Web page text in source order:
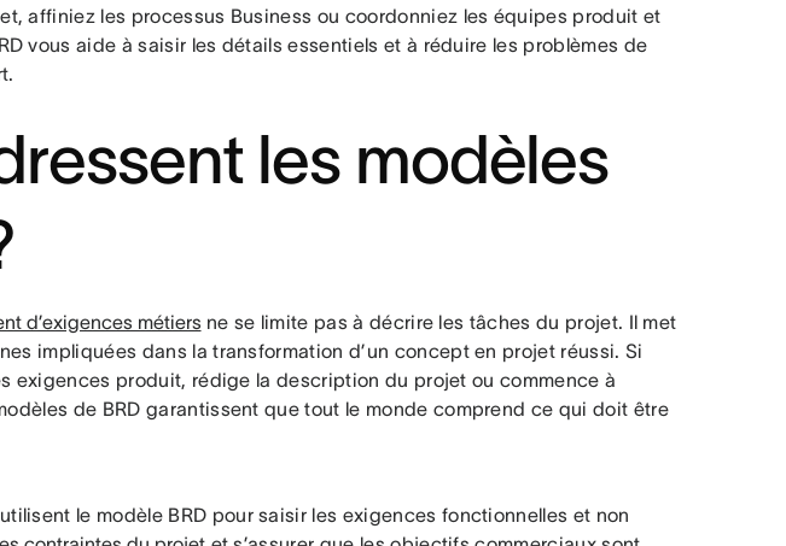
affiniez les processus Business ou coordonniez les équipes produit et
vous aide à saisir les détails essentiels et à réduire les problèmes de
les modèles
d’exigences métiers ne se limite pas à décrire les tâches du projet. Il met
impliquées dans la transformation d’un concept en projet réussi. Si
exigences produit, rédige la description du projet ou commence à
de BRD garantissent que tout le monde comprend ce qui doit être
le modèle BRD pour saisir les exigences fonctionnelles et non